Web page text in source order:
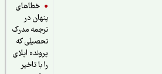
خطاهای
پنهان در
ترجمه مدرک
تحصیلی که
پرونده اپلای
را با تاخیر